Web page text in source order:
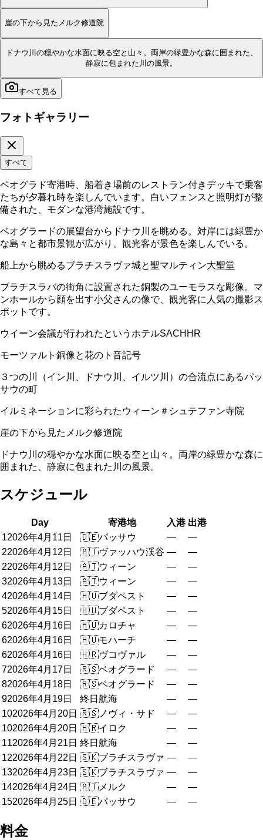
崖の下から見たメルク修道院
ドナウ川の穏やかな水面に映る空と山々。両岸の緑豊かな森に囲まれた、
静寂に包まれた川の風景。
すべて見る
フォトギャラリー
すべて
ベオグラド寄港時、船着き場前のレストラン付きデッキで乗客
たちが夕暮れ時を楽しんでいます。白いフェンスと照明灯が整
備された、モダンな港湾施設です。
ベオグラードの展望台からドナウ川を眺める。対岸には緑豊か
な島々と都市景観が広がり、観光客が景色を楽しんでいる。
船上から眺めるブラチスラヴァ城と聖マルティン大聖堂
ブラチスラバの街角に設置された銅製のユーモラスな彫像。マ
ンホールから顔を出す小父さんの像で、観光客に人気の撮影ス
ポットです。
ウイーン会議が行われたというホテルSACHHR
モーツァルト銅像と花のト音記号
３つの川（イン川、ドナウ川、イルツ川）の合流点にあるパッ
サウの町
イルミネーションに彩られたウィーン＃シュテファン寺院
崖の下から見たメルク修道院
ドナウ川の穏やかな水面に映る空と山々。両岸の緑豊かな森に
囲まれた、静寂に包まれた川の風景。
スケジュール
Day 寄港地 入港 出港
12026年4月11日 🇩🇪パッサウ —
—
22026年4月12日 🇦🇹ヴァッハウ渓谷 —
—
22026年4月12日 🇦🇹ウィーン —
—
32026年4月13日 🇦🇹ウィーン —
—
42026年4月14日 🇭🇺ブダペスト —
—
52026年4月15日 🇭🇺ブダペスト —
—
62026年4月16日 🇭🇺カロチャ —
—
62026年4月16日 🇭🇺モハーチ —
—
62026年4月16日 🇭🇷ヴコヴァル —
—
72026年4月17日 🇷🇸ベオグラード —
—
82026年4月18日 🇷🇸ベオグラード —
—
92026年4月19日 終日航海 —
—
102026年4月20日 🇷🇸ノヴィ・サド —
—
102026年4月20日 🇭🇷イロク —
—
112026年4月21日 終日航海 —
—
122026年4月22日 🇸🇰ブラチスラヴァ —
—
132026年4月23日 🇸🇰ブラチスラヴァ —
—
142026年4月24日 🇦🇹メルク —
—
152026年4月25日 🇩🇪パッサウ — —
料金